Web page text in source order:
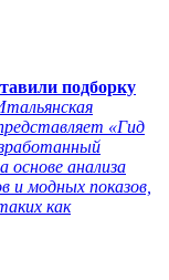
подборку
«Гид
основе анализа
и модных показов,
как